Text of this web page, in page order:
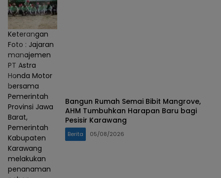
Keterangan
Foto : Jajaran
manajemen
PT Astra
Honda Motor
bersama
Pemerintah
Provinsi Jawa
Barat,
Pemerintah
Kabupaten
Karawang
melakukan
penanaman
Bangun Rumah Semai Bibit Mangrove,
AHM Tumbuhkan Harapan Baru bagi
Pesisir Karawang
Berita 05/08/2026